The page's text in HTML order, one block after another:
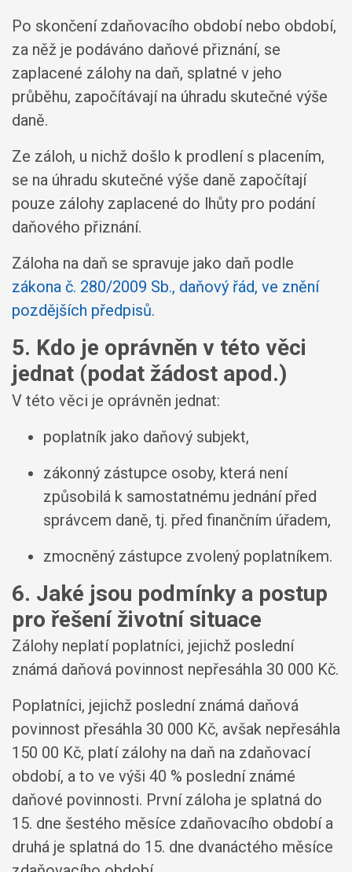
Po skončení zdaňovacího období nebo období,
za něž je podáváno daňové přiznání, se
zaplacené zálohy na daň, splatné v jeho
průběhu, započítávají na úhradu skutečné výše
daně.
Ze záloh, u nichž došlo k prodlení s placením,
se na úhradu skutečné výše daně započítají
pouze zálohy zaplacené do lhůty pro podání
daňového přiznání.
Záloha na daň se spravuje jako daň podle
zákona č. 280/2009 Sb., daňový řád, ve znění
pozdějších předpisů.
5. Kdo je oprávněn v této věci
jednat (podat žádost apod.)
V této věci je oprávněn jednat:
poplatník jako daňový subjekt,
zákonný zástupce osoby, která není
způsobilá k samostatnému jednání před
správcem daně, tj. před finančním úřadem,
zmocněný zástupce zvolený poplatníkem.
6. Jaké jsou podmínky a postup
pro řešení životní situace
Zálohy neplatí poplatníci, jejichž poslední
známá daňová povinnost nepřesáhla 30 000 Kč.
Poplatníci, jejichž poslední známá daňová
povinnost přesáhla 30 000 Kč, avšak nepřesáhla
150 00 Kč, platí zálohy na daň na zdaňovací
období, a to ve výši 40 % poslední známé
daňové povinnosti. První záloha je splatná do
15. dne šestého měsíce zdaňovacího období a
druhá je splatná do 15. dne dvanáctého měsíce